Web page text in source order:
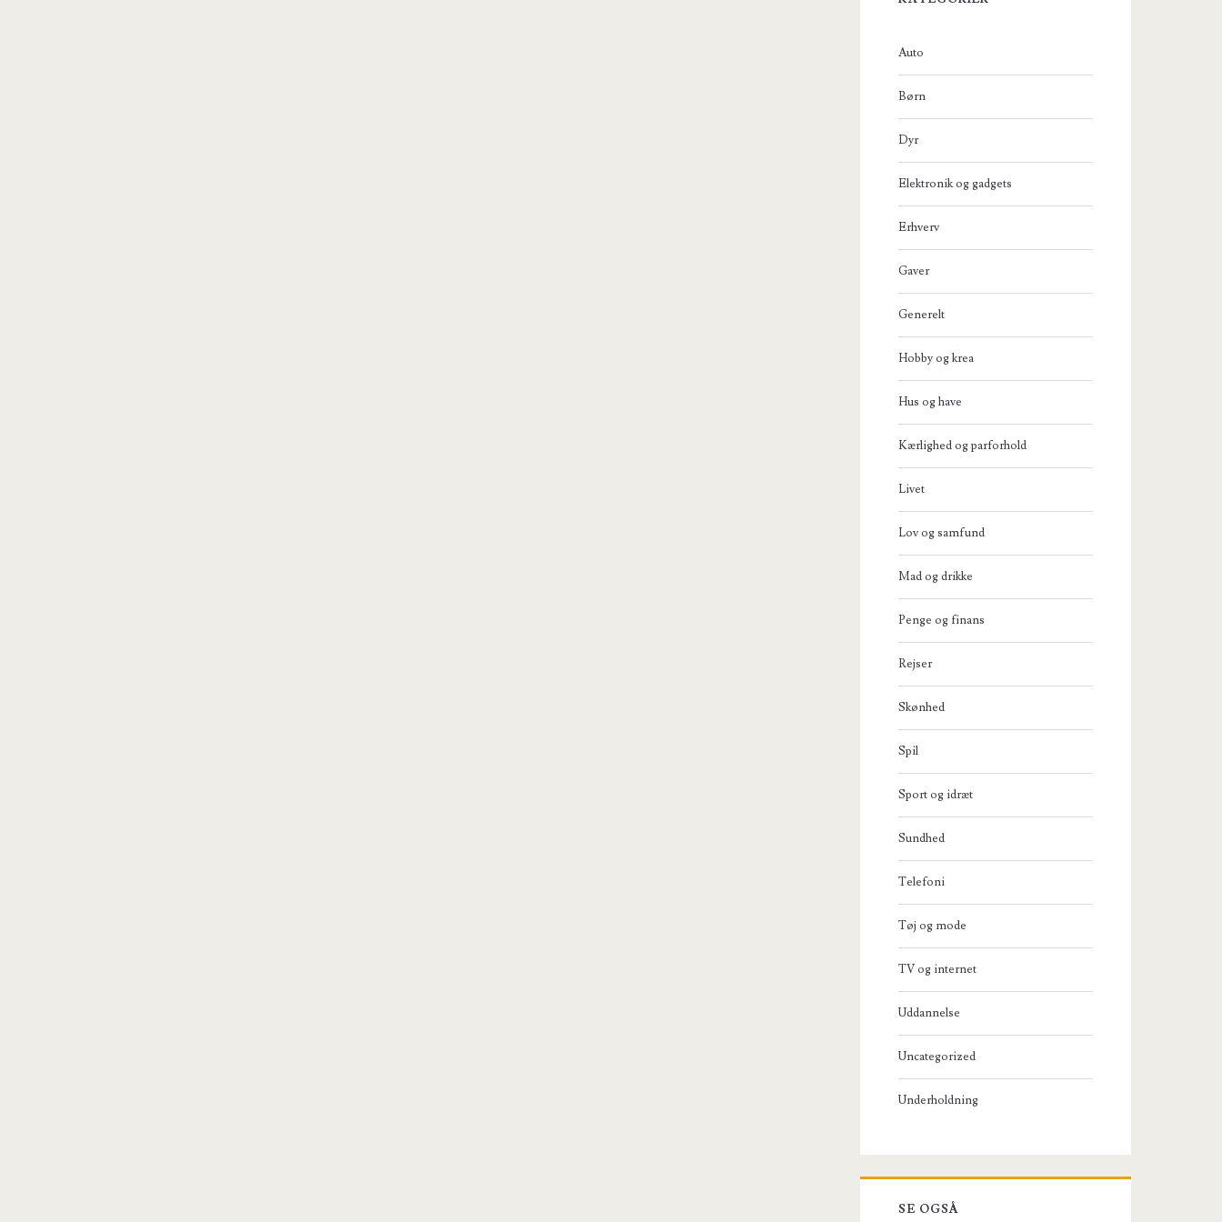
Auto
Børn
Dyr
Elektronik og gadgets
Erhverv
Gaver
Generelt
Hobby og krea
Hus og have
Kærlighed og parforhold
Livet
Lov og samfund
Mad og drikke
Penge og finans
Rejser
Skønhed
Spil
Sport og idræt
Sundhed
Telefoni
Tøj og mode
TV og internet
Uddannelse
Uncategorized
Underholdning
SE OGSÅ